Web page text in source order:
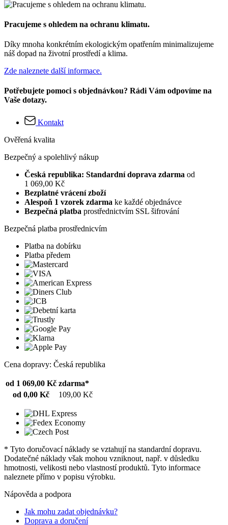
Pracujeme s ohledem na ochranu klimatu.
Díky mnoha konkrétním ekologickým opatřením minimalizujeme
náš dopad na životní prostředí a klima.
Zde naleznete další informace.
Potřebujete pomoci s objednávkou? Rádi Vám odpovíme na
Vaše dotazy.
Kontakt
Ověřená kvalita
Bezpečný a spolehlivý nákup
Česká republika: Standardní doprava zdarma od
1 069,00 Kč
Bezplatné vrácení zboží
Alespoň 1 vzorek zdarma ke každé objednávce
Bezpečná platba prostřednictvím SSL šifrování
Bezpečná platba prostřednicvím
Platba na dobírku
Platba předem
Cena dopravy: Česká republika
od 1 069,00 Kč zdarma*
od 0,00 Kč
109,00 Kč
* Tyto doručovací náklady se vztahují na standardní dopravu.
Dodatečné náklady však mohou vzniknout, např. v důsledku
hmotnosti, velikosti nebo vlastností produktů. Tyto informace
naleznete přímo v popisu výrobku.
Nápověda a podpora
Jak mohu zadat objednávku?
Doprava a doručení